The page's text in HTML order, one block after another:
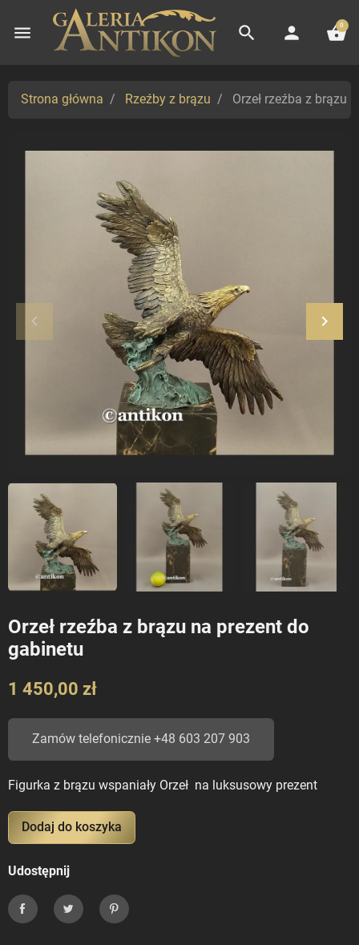
menu search person shopping_basket
0
Strona główna Rzeźby z brązu Orzeł rzeźba z brązu
Poprzedni
keyboard_arrow_left keyboard_arrow_right
Orzeł rzeźba z brązu na prezent do
gabinetu
1 450,00 zł
Zamów telefonicznie +48 603 207 903
Figurka z brązu wspaniały Orzeł na luksusowy prezent
Dodaj do koszyka
Udostępnij
UdostępnijTweetujPinterest